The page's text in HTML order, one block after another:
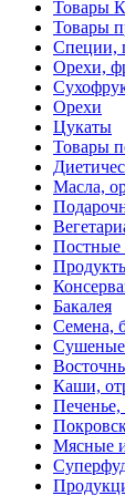
Товары
Товары
Специи,
Орехи,
Орехи
Цукаты
Товары
Масла,
Постные
Бакалея
Семена,
Сушеные
Каши,
Печенье,
Мясные